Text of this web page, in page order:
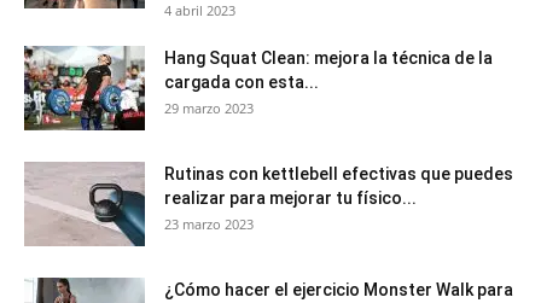
4 abril 2023
Hang Squat Clean: mejora la técnica de la
cargada con esta...
29 marzo 2023
Rutinas con kettlebell efectivas que puedes
realizar para mejorar tu físico...
23 marzo 2023
¿Cómo hacer el ejercicio Monster Walk para